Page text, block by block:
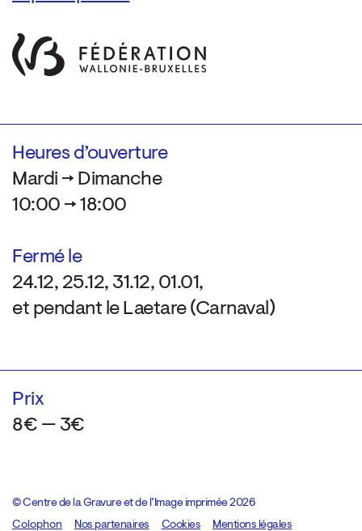
Heures d’ouverture
Mardi → Dimanche
10:00 → 18:00
Fermé le
24.12, 25.12, 31.12, 01.01,
et pendant le Laetare (Carnaval)
Prix
8€ — 3€
© Centre de la Gravure et de l’Image imprimée 2026
Colophon
Design:Marcel Kaczmarek, code:8080.studio
Nos partenaires Cookies Mentions légales